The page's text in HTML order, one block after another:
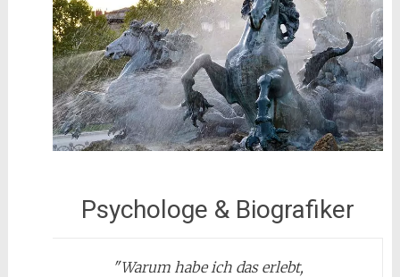
Psychologe & Biografiker
"Warum habe ich das erlebt,